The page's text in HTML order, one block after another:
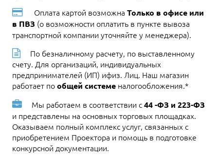
Оплата картой возможна Только в офисе или
в ПВЗ (о возможности оплатить в пункте вывоза
транспортной компании уточняйте у менеджера).
По безналичному расчету, по выставленному
счету. Для организаций, индивидуальных
предпринимателей (ИП) ифиз. Лиц. Наш магазин
работает пообщей системе налогообложения.*
Мы работаем в соответствии с44 -ФЗ и 223-ФЗ
и представлены на основных торговых площадках.
Оказываем полный комплекс услуг, связанных с
приобретением Проектора и помощь в подготовке
конкурсной документации.